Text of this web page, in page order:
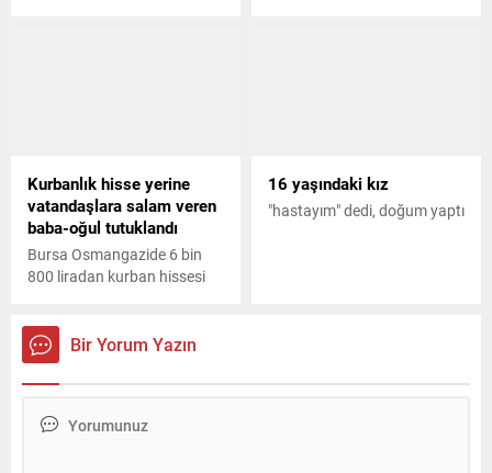
yaklaşık 260 kilogram
yağışın düştüğünü belirten
Gölyaka Belediye Başkanı
Demircan, "3 milyonluk
zararımız söz konusu" dedi.
Kurbanlık hisse yerine
vatandaşlara salam veren
baba-oğul tutuklandı
Bursa Osmangazide 6 bin
800 liradan kurban hissesi
şeklinde paketlenmiş kıyma
ve vakumlanarak
paketlenmiş bozuk et
başlatılan soruşturmada
16 yaşındaki kız
"hastayım" dedi, doğum yaptı
Bir Yorum Yazın